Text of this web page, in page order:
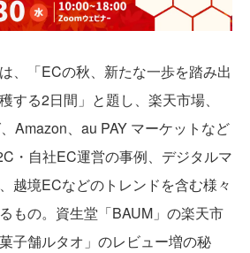
、「ECの秋、新たな一歩を踏み出
する2日間」と題し、楽天市場、
Amazon、au PAY マーケットなど
・自社EC運営の事例、デジタルマ
越境ECなどのトレンドを含む様々
もの。資生堂「BAUM」の楽天市
子舗ルタオ」のレビュー増の秘